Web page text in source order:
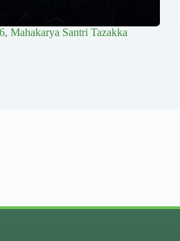
Mahakarya Santri Tazakka